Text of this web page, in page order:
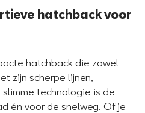
hatchback voor
hatchback die zowel
zijn scherpe lijnen,
technologie is de
én voor de snelweg. Of je